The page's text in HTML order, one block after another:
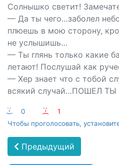
Солнышко светит!
— Да ты чего…заболел
плюешь в мою сторону,
не услышишь…
— Ты глянь только какие
летают! Послушай как
— Хер знает что с тобой
всякий случай…ПОШЕЛ ТЫ
:-) 0 :-(
1
Чтобы проголосовать,
Предыдущий